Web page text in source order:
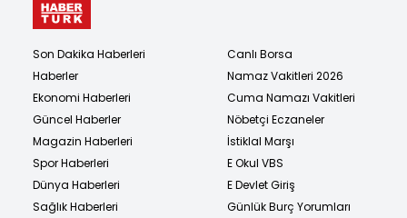
Son Dakika Haberleri
Haberler
Ekonomi Haberleri
Güncel Haberler
Magazin Haberleri
Spor Haberleri
Dünya Haberleri
Sağlık Haberleri
Canlı Borsa
Namaz Vakitleri 2026
Cuma Namazı Vakitleri
Nöbetçi Eczaneler
İstiklal Marşı
E Okul VBS
E Devlet Giriş
Günlük Burç Yorumları